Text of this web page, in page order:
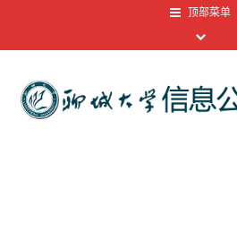
顶部菜单